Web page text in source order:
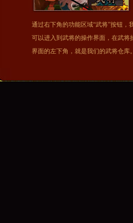
通过右下角的功能区域“武将”按钮，
可以进入到武将的操作界面，在武将
界面的左下角，就是我们的武将仓库